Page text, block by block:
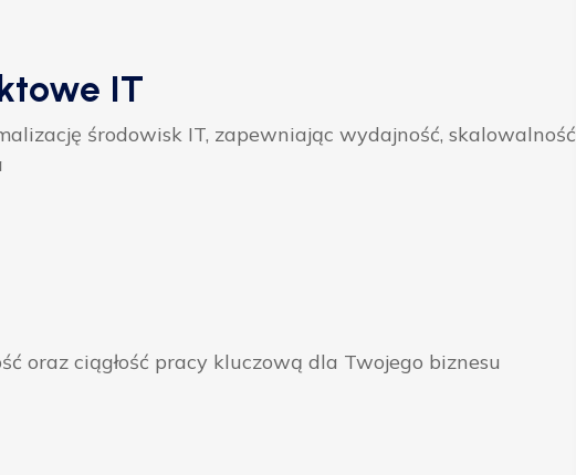
IT
środowisk IT, zapewniając wydajność, skalowalność
oraz ciągłość pracy kluczową dla Twojego biznesu